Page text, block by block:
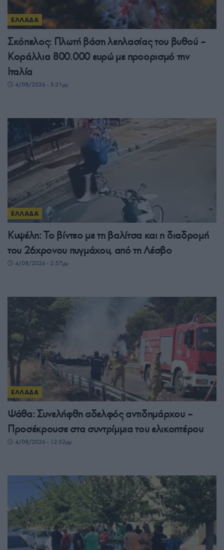
ΕΛΛΑΔΑ
Σκόπελος: Πλωτή βάση λεηλασίας του βυθού –
Κοράλλια 800.000 ευρώ με προορισμό την
Ιταλία
4/08/2026 - 3:21μμ
ΕΛΛΑΔΑ
Κυψέλη: Το βίντεο με τη βαλίτσα και η διαδρομή
του 26χρονου πυγμάχου, από τη Λέσβο
4/08/2026 - 2:57μμ
ΕΛΛΑΔΑ
Ψάθα: Συνελήφθη αδελφός αντιδημάρχου –
Προσέκρουσε στα συντρίμμια του ελικοπτέρου
4/08/2026 - 12:32μμ